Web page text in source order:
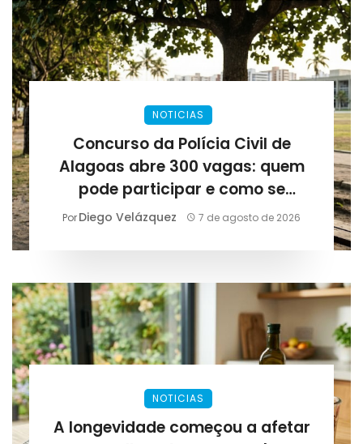
NOTICIAS
Concurso da Polícia Civil de
Alagoas abre 300 vagas: quem
pode participar e como se
preparar para as provas
PorDiego Velázquez 7 de agosto de 2026
NOTICIAS
A longevidade começou a afetar